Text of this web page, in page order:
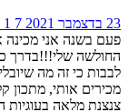
23 בדצמבר 2021 7
1
פעם בשנה אני מכינה
החולשה שלי!!!בדרך
לבבות כי זה מה
מכירים אותי, מתכון